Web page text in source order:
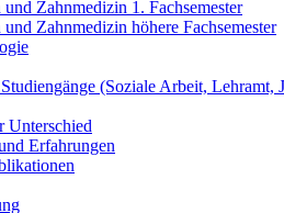
Zahnmedizin 1. Fachsemester
Zahnmedizin höhere Fachsemester
(Soziale Arbeit, Lehramt,
Unterschied
Erfahrungen